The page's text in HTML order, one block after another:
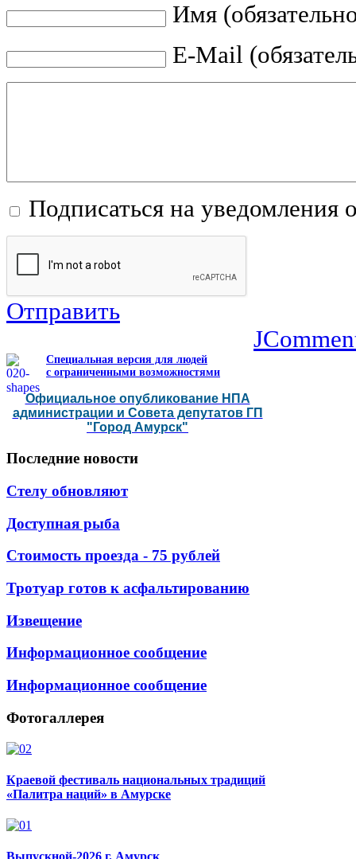
Имя
E-Mail
Подписаться на уведомления
Отправить
Специальная версия для людей
с ограниченными возможностями
Официальное опубликование НПА
администрации и Совета депутатов ГП
"Город Амурск"
Последние новости
Стелу обновляют
Доступная рыба
Стоимость проезда - 75 рублей
Тротуар готов к асфальтированию
Извещение
Информационное сообщение
Информационное сообщение
Фотогаллерея
Краевой фестиваль национальных традиций
«Палитра наций» в Амурске